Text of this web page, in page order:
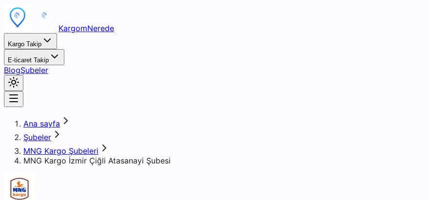
KargomNerede
Kargo Takip
E-ticaret Takip
BlogŞubeler
Ana sayfa
Şubeler
MNG Kargo Şubeleri
MNG Kargo İzmir Çiğli Atasanayi Şubesi